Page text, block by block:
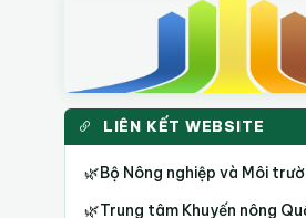
LIÊN KẾT WEBSITE
🌿Bộ Nông nghiệp và Môi
🌿Trung tâm Khuyến nông